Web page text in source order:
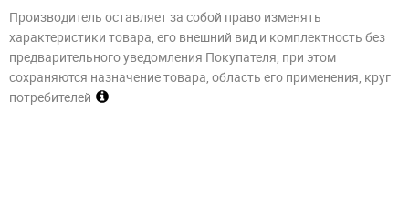
Производитель оставляет за собой право изменять
характеристики товара, его внешний вид и комплектность без
предварительного уведомления Покупателя, при этом
сохраняются назначение товара, область его применения, круг
потребителей